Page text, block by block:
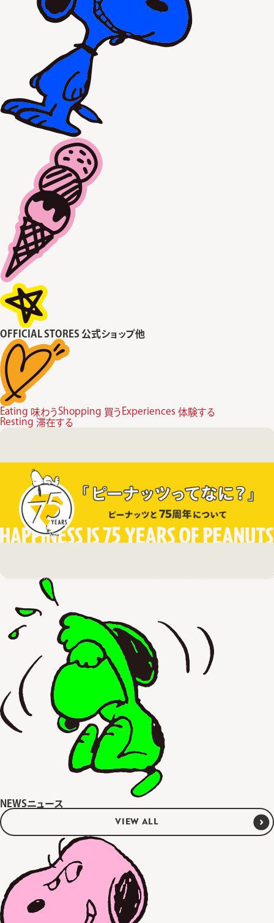
OFFICIAL STORES 公式ショップ他
Eating 味わうShopping 買う Experiences 体験する
Resting 滞在する
NEWSニュース
VIEW ALL